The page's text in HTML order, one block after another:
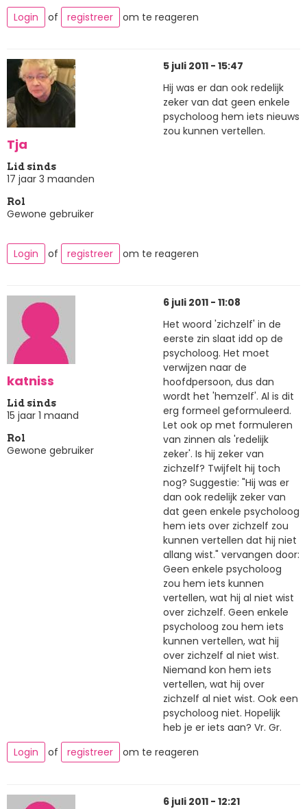
Login
of registreer om te reageren
Tja
Lid sinds
17 jaar 3 maanden
Rol
Gewone gebruiker
5 juli 2011 - 15:47
Hij was er dan ook redelijk
zeker van dat geen enkele
psycholoog hem iets nieuws
zou kunnen vertellen.
Login of registreer om te reageren
katniss
Lid sinds
15 jaar 1 maand
Rol
Gewone gebruiker
6 juli 2011 - 11:08
Het woord 'zichzelf' in de
eerste zin slaat idd op de
psycholoog. Het moet
verwijzen naar de
hoofdpersoon, dus dan
wordt het 'hemzelf'. Al is dit
erg formeel geformuleerd.
Let ook op met formuleren
van zinnen als 'redelijk
zeker'. Is hij zeker van
zichzelf? Twijfelt hij toch
nog? Suggestie: "Hij was er
dan ook redelijk zeker van
dat geen enkele psycholoog
hem iets over zichzelf zou
kunnen vertellen dat hij niet
allang wist." vervangen door:
Geen enkele psycholoog
zou hem iets kunnen
vertellen, wat hij al niet wist
over zichzelf. Geen enkele
psycholoog zou hem iets
kunnen vertellen, wat hij
over zichzelf al niet wist.
Niemand kon hem iets
vertellen, wat hij over
zichzelf al niet wist. Ook een
psycholoog niet. Hopelijk
heb je er iets aan? Vr. Gr.
Login
of registreer om te reageren
6 juli 2011 - 12:21